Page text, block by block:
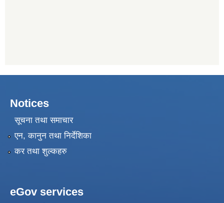
Notices
सूचना तथा समाचार
एन, कानुन तथा निर्देशिका
कर तथा शुल्कहरु
eGov services